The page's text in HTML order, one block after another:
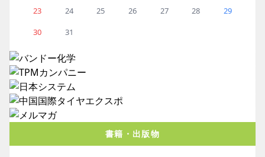
23 24 25 26 27 28
29
30
31
書籍・出版物